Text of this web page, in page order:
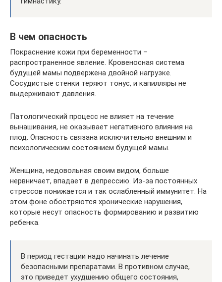
В чем опасность
Покраснение кожи при беременности –
распространенное явление. Кровеносная система
будущей мамы подвержена двойной нагрузке.
Сосудистые стенки теряют тонус, и капилляры не
выдерживают давления.
Патологический процесс не влияет на течение
вынашивания, не оказывает негативного влияния на
плод. Опасность связана исключительно внешним и
психологическим состоянием будущей мамы.
Женщина, недовольная своим видом, больше
нервничает, впадает в депрессию. Из-за постоянных
стрессов понижается и так ослабленный иммунитет. На
этом фоне обостряются хронические нарушения,
которые несут опасность формированию и развитию
ребенка.
В период гестации надо начинать лечение
безопасными препаратами. В противном случае,
это приведет ухудшению общего состояния,